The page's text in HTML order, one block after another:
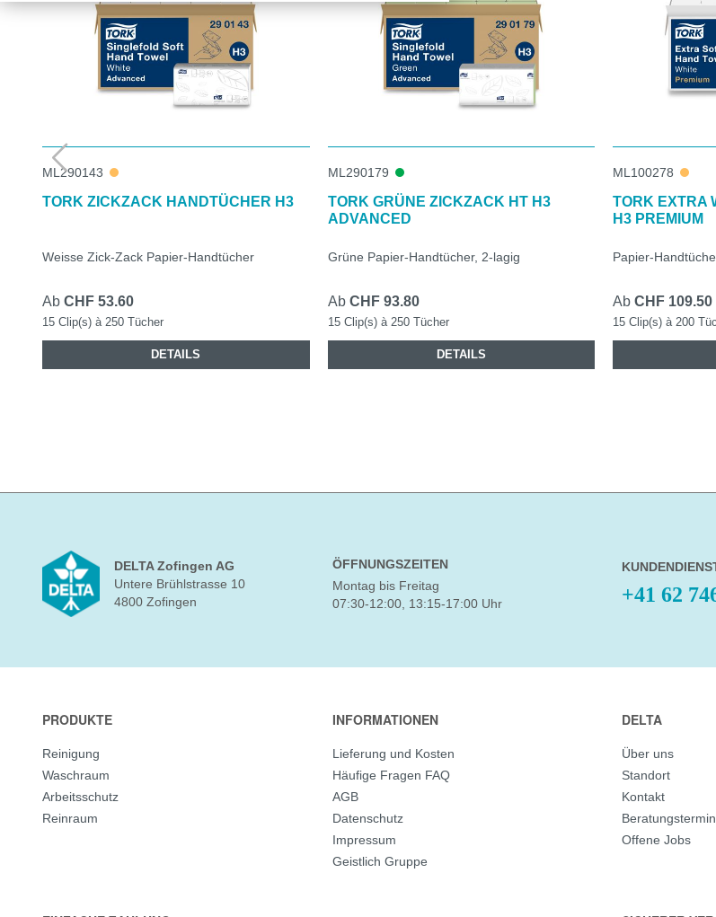
ML290143
TORK ZICKZACK HANDTÜCHER H3
Weisse Zick-Zack Papier-Handtücher
Ab CHF 53.60
15 Clip(s) à 250 Tücher
DETAILS
ML290179
TORK GRÜNE ZICKZACK HT H3
ADVANCED
Grüne Papier-Handtücher, 2-lagig
Ab CHF 93.80
15 Clip(s) à 250 Tücher
DETAILS
ML100278
TORK EXTRA
H3 PREMIUM
Papier-
Ab CHF 109.50
15 Clip(s) à 200
DELTA Zofingen AG
Untere Brühlstrasse 10
4800 Zofingen
ÖFFNUNGSZEITEN
Montag bis Freitag
07:30-12:00, 13:15-17:00 Uhr
+41 62
PRODUKTE
Reinigung
Waschraum
Arbeitsschutz
Reinraum
INFORMATIONEN
Lieferung und Kosten
Häufige Fragen FAQ
AGB
Datenschutz
Impressum
Geistlich Gruppe
DELTA
Über uns
Standort
Kontakt
Beratungstermin
Offene Jobs